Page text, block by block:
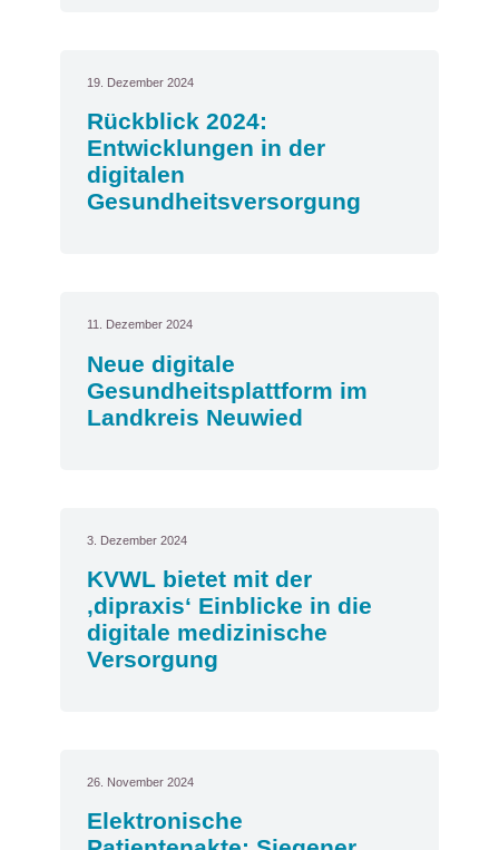
19. Dezember 2024
Rückblick 2024:
Entwicklungen in der
digitalen
Gesundheitsversorgung
11. Dezember 2024
Neue digitale
Gesundheitsplattform im
Landkreis Neuwied
3. Dezember 2024
KVWL bietet mit der
‚dipraxis‘ Einblicke in die
digitale medizinische
Versorgung
26. November 2024
Elektronische